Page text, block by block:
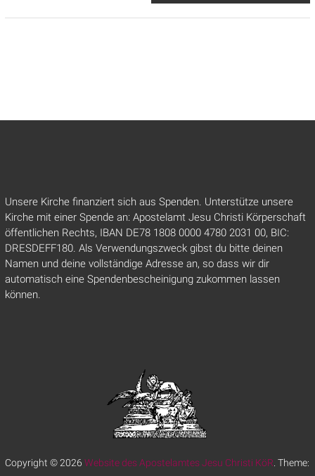
Unsere Kirche finanziert sich aus Spenden. Unterstütze unsere
Kirche mit einer Spende an: Apostelamt Jesu Christi Körperschaft
öffentlichen Rechts, IBAN DE78 1808 0000 4780 2031 00, BIC:
DRESDEFF180. Als Verwendungszweck gibst du bitte deinen
Namen und deine vollständige Adresse an, so dass wir dir
automatisch eine Spendenbescheinigung zukommen lassen
können.
Copyright © 2026Website des Apostelamtes Jesu Christi KöR . Theme: